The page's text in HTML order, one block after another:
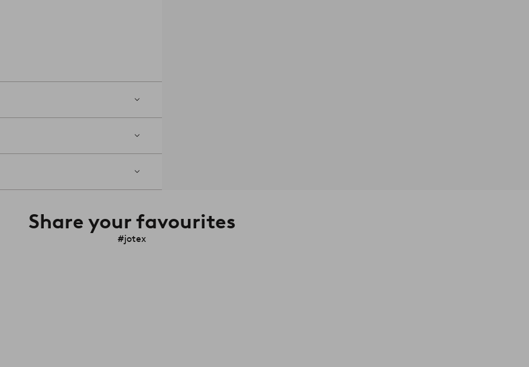
Share your favourites
#jotex